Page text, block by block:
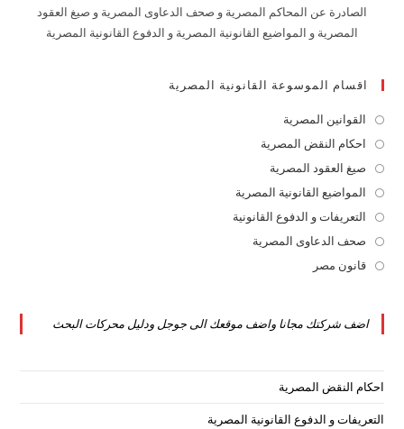
الصادرة عن المحاكم المصرية و صحف الدعاوى المصرية و صيغ العقود
المصرية و المواضيع القانونية المصرية و الدفوع القانونية المصرية
اقسام الموسوعة القانونية المصرية
القوانين المصرية
in
a
new
tab
احكام النقض المصرية
a
new
صيغ العقود المصرية
in
a
new
المواضيع القانونية المصرية
inالتعريفات و الدفوع القانونية
صحف الدعاوى المصرية
tab
قانون مصر
new
اضف شركتك مجانا واضف موقعك الى جوجل ودليل محركات البحث
احكام النقض المصرية
التعريفات و الدفوع القانونية المصرية